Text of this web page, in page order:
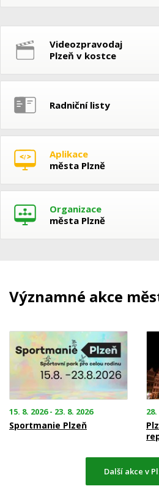
Videozpravodaj
Plzeň v kostce
Radniční listy
Aplikace
města Plzně
Organizace
města Plzně
Významné akce
15. 8. 2026 - 23. 8. 2026
Sportmanie Plzeň
Další akce v